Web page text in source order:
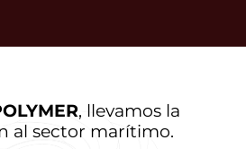
, llevamos la
al sector marítimo.